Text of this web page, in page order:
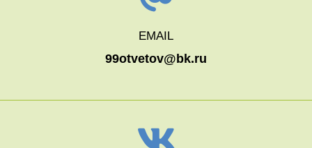
EMAIL
99otvetov@bk.ru